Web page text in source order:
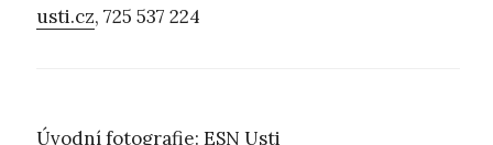
usti.cz, 725 537 224
Úvodní fotografie: ESN Usti